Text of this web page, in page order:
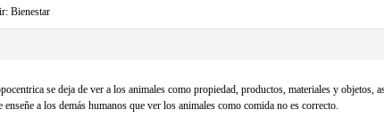
Bienestar
se deja de ver a los animales como propiedad, productos, materiales y
a los demás humanos que ver los animales como comida no es correcto.